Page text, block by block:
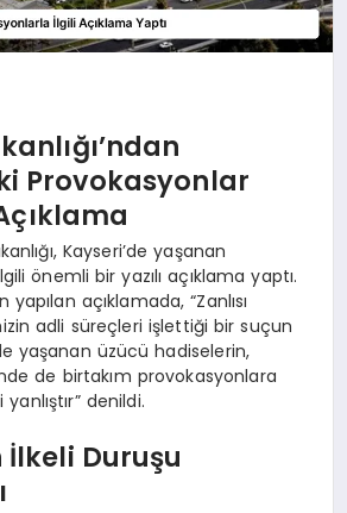
Provokasyonlar
Kayseri’de yaşanan
önemli bir yazılı açıklama yaptı.
yapılan açıklamada, “Zanlısı
adli süreçleri işlettiği bir suçun
yaşanan üzücü hadiselerin,
de birtakım provokasyonlara
denildi.
İlkeli Duruşu